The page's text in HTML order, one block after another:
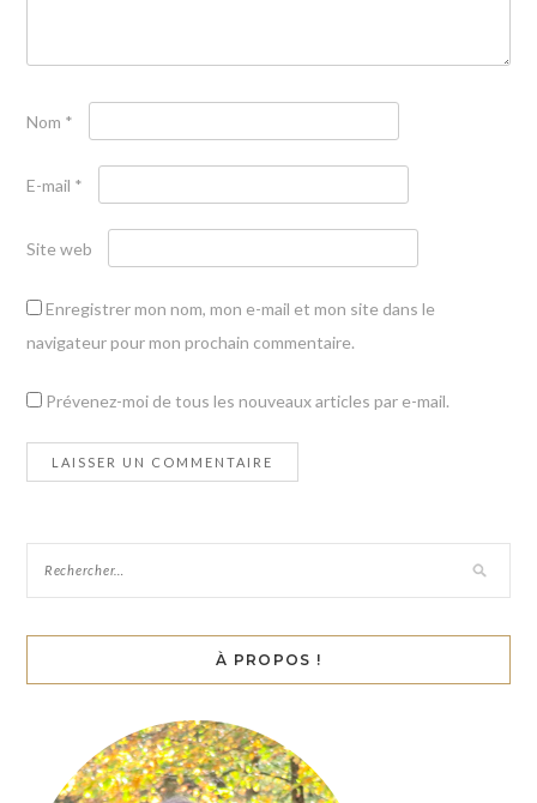
Nom *
E-mail *
Site web
Enregistrer mon nom, mon e-mail et mon site dans le
navigateur pour mon prochain commentaire.
Prévenez-moi de tous les nouveaux articles par e-mail.
À PROPOS !